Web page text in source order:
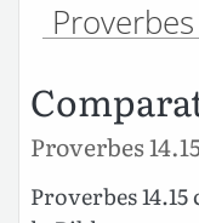
Proverbes
Proverbes
Proverbes